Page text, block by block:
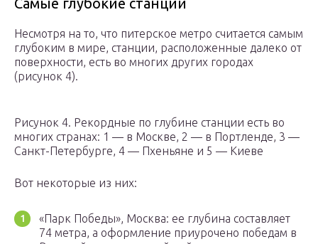
Самые глубокие станции
Несмотря на то, что питерское метро считается самым
глубоким в мире, станции, расположенные далеко от
поверхности, есть во многих других городах
(рисунок 4).
Рисунок 4. Рекордные по глубине станции есть во
многих странах: 1 — в Москве, 2 — в Портленде, 3 —
Санкт-Петербурге, 4 — Пхеньяне и 5 — Киеве
Вот некоторые из них:
«Парк Победы», Москва: ее глубина составляет
74 метра, а оформление приурочено победам в